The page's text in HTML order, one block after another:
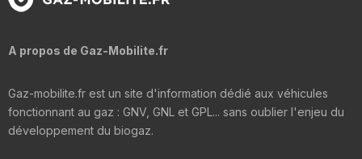
A propos de Gaz-Mobilite.fr
Gaz-mobilite.fr est un site d'information dédié aux véhicules
fonctionnant au gaz : GNV, GNL et GPL... sans oublier l'enjeu du
développement du biogaz.